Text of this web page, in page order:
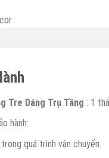
Tre Dáng Trụ Tầng : 1
hành:
quá trình vận chuyển.